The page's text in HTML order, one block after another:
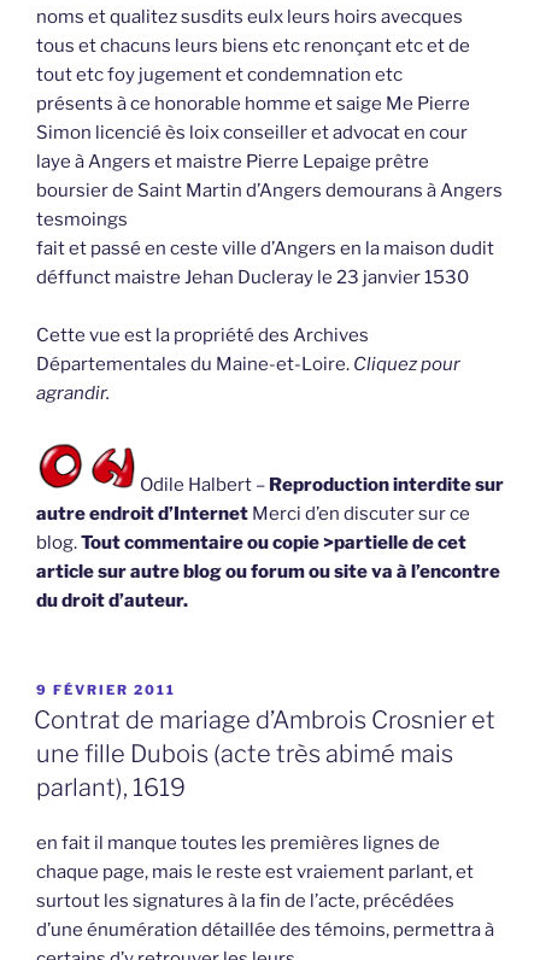
noms et qualitez susdits eulx leurs hoirs avecques
tous et chacuns leurs biens etc renonçant etc et de
tout etc foy jugement et condemnation etc
présents à ce honorable homme et saige Me Pierre
Simon licencié ès loix conseiller et advocat en cour
laye à Angers et maistre Pierre Lepaige prêtre
boursier de Saint Martin d’Angers demourans à Angers
tesmoings
fait et passé en ceste ville d’Angers en la maison dudit
déffunct maistre Jehan Ducleray le 23 janvier 1530
Cette vue est la propriété des Archives
Départementales du Maine-et-Loire. Cliquez pour
agrandir.
Odile Halbert – Reproduction interdite sur
autre endroit d’Internet Merci d’en discuter sur ce
blog.Tout commentaire ou copie >partielle de cet
article sur autre blog ou forum ou site va à l’encontre
du droit d’auteur.
PUBLIÉ
LE
9 FÉVRIER 2011
Contrat de mariage d’Ambrois Crosnier et
une fille Dubois (acte très abimé mais
parlant), 1619
en fait il manque toutes les premières lignes de
chaque page, mais le reste est vraiement parlant, et
surtout les signatures à la fin de l’acte, précédées
d’une énumération détaillée des témoins, permettra à